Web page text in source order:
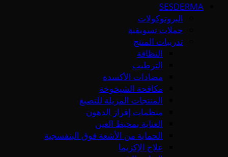
SESDERMA
البروتوكولات
حملات تسويقية
تدريبات المنتج
النظافة
الترطيب
مضادات الأكسدة
مكافحة الشيخوخة
المنتجات المزيلة للتصبغ
منظمات إفراز الدهون
العناية بمحيط العين
الحماية من الأشعة فوق البنفسجية
علاج الإكزيما